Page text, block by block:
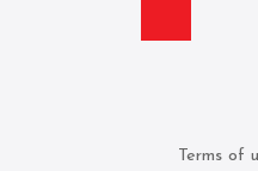
Terms of